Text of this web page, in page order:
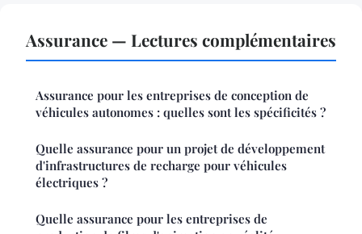
Assurance — Lectures complémentaires
Assurance pour les entreprises de conception de
véhicules autonomes : quelles sont les spécificités ?
Quelle assurance pour un projet de développement
d'infrastructures de recharge pour véhicules
électriques ?
Quelle assurance pour les entreprises de